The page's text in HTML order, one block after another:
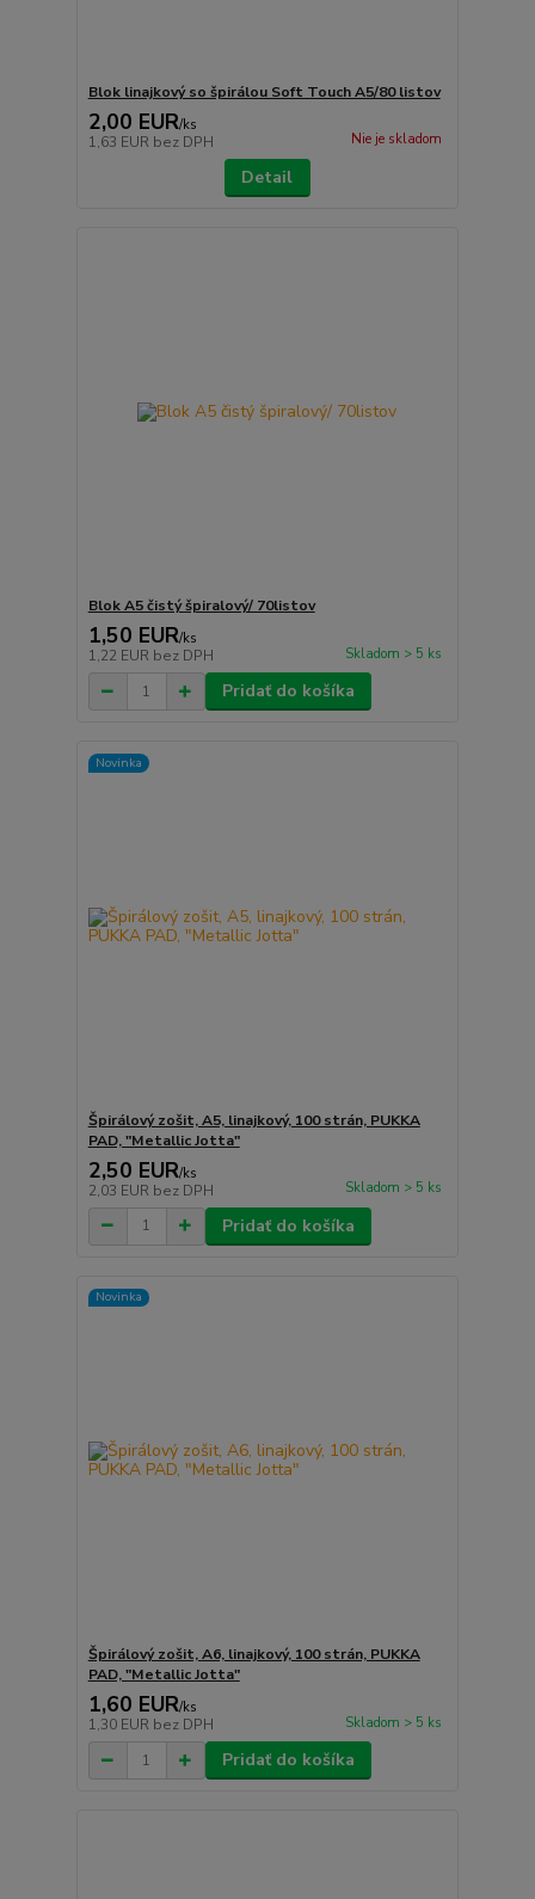
Blok linajkový so špirálou Soft Touch A5/80 listov
2,00 EUR/ks
1,63 EUR bez DPH Nie je skladom
Detail
Blok A5 čistý špiralový/ 70listov
1,50 EUR/ks
1,22 EUR bez DPH Skladom > 5 ks
Pridať do košíka
Novinka
Špirálový zošit, A5, linajkový, 100 strán, PUKKA
PAD, "Metallic Jotta"
2,50 EUR/ks
2,03 EUR bez DPH Skladom > 5 ks
Pridať do košíka
Novinka
Špirálový zošit, A6, linajkový, 100 strán, PUKKA
PAD, "Metallic Jotta"
1,60 EUR/ks
1,30 EUR bez DPH Skladom > 5 ks
Pridať do košíka